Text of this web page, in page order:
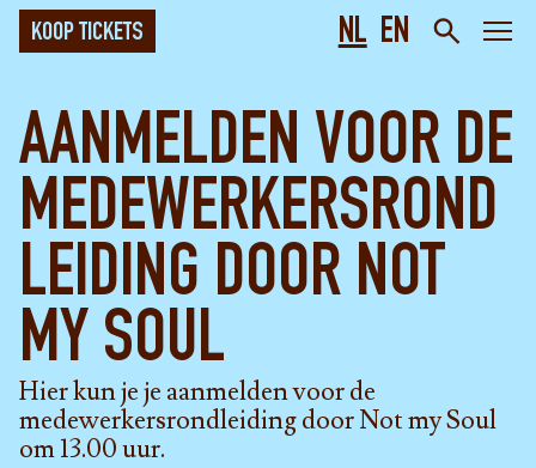
NL EN
KOOP TICKETS
AANMELDEN VOOR DE
MEDEWERKERSROND
LEIDING DOOR NOT
MY SOUL
Hier kun je je aanmelden voor de
medewerkersrondleiding door Not my Soul
om 13.00 uur.